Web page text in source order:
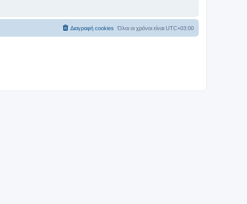
Όλοι οι χρόνοι είναι UTC+03:00
Διαγραφή cookies